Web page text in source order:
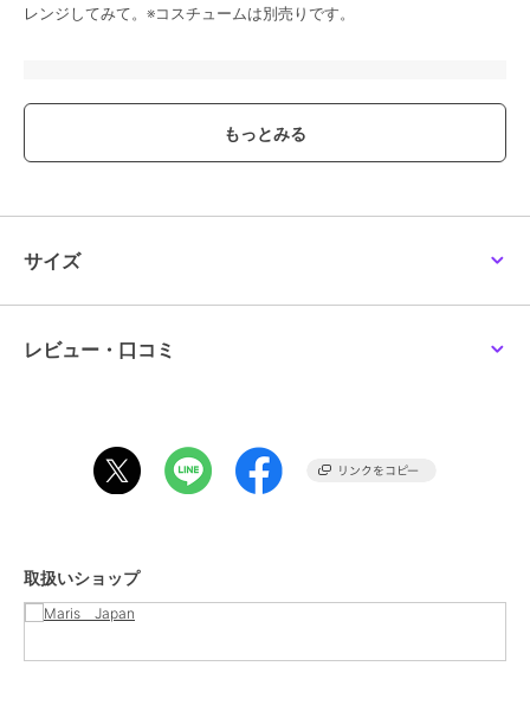
レンジしてみて。※コスチュームは別売りです。
Maris Japan
商品カテゴリ その他ファッション ／コスプレ
ポリエステル100％
商品のお取り扱い方法
サイズ
レビュー・口コミ
取扱いショップ